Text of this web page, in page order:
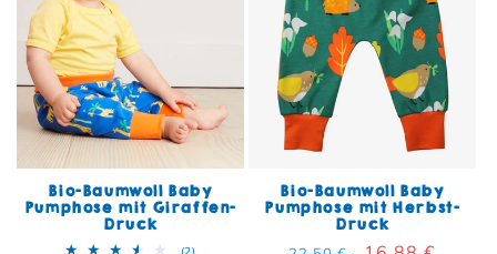
Bio-Baumwoll Baby
Pumphose mit Giraffen-
Druck
2 Bewertungen insgesamt
Bio-Baumwoll Baby
Pumphose mit Herbst-
Druck